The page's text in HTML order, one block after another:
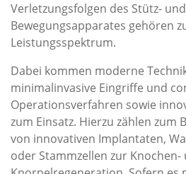
Verletzungsfolgen des Stütz- und
Bewegungsapparates gehören
Leistungsspektrum.
Dabei kommen moderne
minimalinvasive Eingriffe und
Operationsverfahren sowie
zum Einsatz. Hierzu zählen zum
von innovativen Implantaten,
oder Stammzellen zur Knochen-